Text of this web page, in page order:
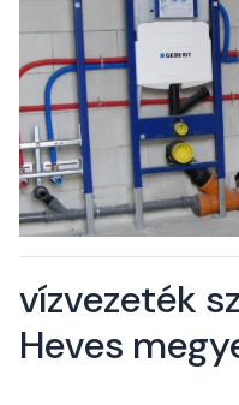
vízvezeték
Heves